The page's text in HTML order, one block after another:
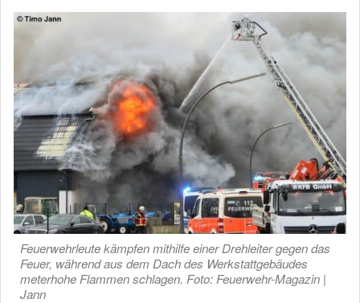
Feuerwehrleute kämpfen mithilfe einer Drehleiter gegen das
Feuer, während aus dem Dach des Werkstattgebäudes
meterhohe Flammen schlagen. Foto: Feuerwehr-Magazin |
Jann